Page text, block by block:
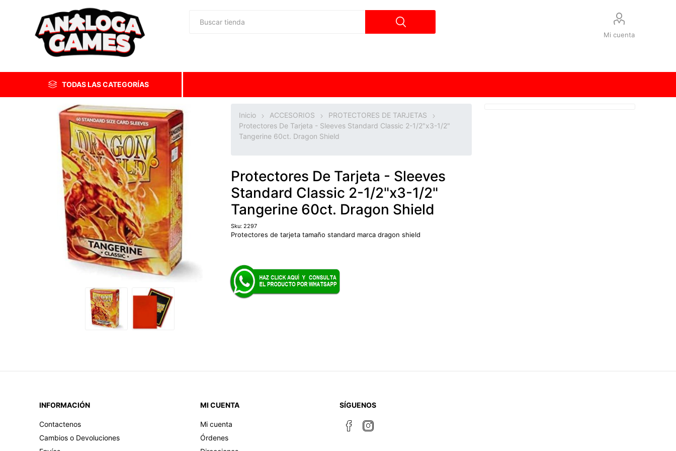
Mi cuenta
TODAS LAS CATEGORÍAS
Inicio ACCESORIOS
PROTECTORES DE TARJETAS
Protectores De Tarjeta - Sleeves Standard Classic 2-1/2"x3-1/2"
Tangerine 60ct. Dragon Shield
Protectores De Tarjeta - Sleeves
Standard Classic 2-1/2"x3-1/2"
Tangerine 60ct. Dragon Shield
Sku: 2297
Protectores de tarjeta tamaño standard marca dragon shield
INFORMACIÓN
Contactenos
Cambios o Devoluciones
MI CUENTA
Mi cuenta
Órdenes
SÍGUENOS